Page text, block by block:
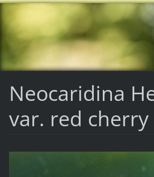
Neocaridina
var. red cherry